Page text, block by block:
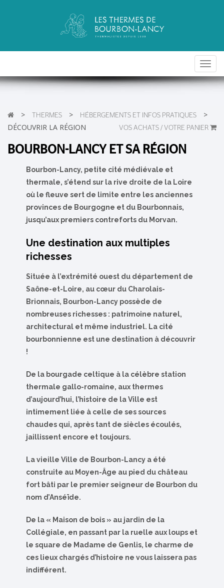
> THERMES > HÉBERGEMENTS ET INFOS PRATIQUES
>
DÉCOUVRIR LA RÉGION
VOS ACHATS / VOTRE PANIER
BOURBON-LANCY ET SA RÉGION
Bourbon-Lancy, petite cité médiévale et
thermale, s’étend sur la rive droite de la Loire
où le fleuve sert de limite entre les anciennes
provinces de Bourgogne et du Bourbonnais,
jusqu’aux premiers contreforts du Morvan.
Une destination aux multiples
richesses
Située à l’extrémité ouest du département de
Saône-et-Loire, au cœur du Charolais-
Brionnais, Bourbon-Lancy possède de
nombreuses richesses : patrimoine naturel,
architectural et même industriel. La cité
bourbonnienne est une destination à découvrir
!
De la bourgade celtique à la célèbre station
thermale gallo-romaine, aux thermes
d’aujourd’hui, l’histoire de la Ville est
intimement liée à celle de ses sources
chaudes qui, après tant de siècles écoulés,
jaillissent encore et toujours.
La vieille Ville de Bourbon-Lancy a été
construite au Moyen-Âge au pied du château
fort bâti par le premier seigneur de Bourbon du
nom d’Anséïde.
De la « Maison de bois » au jardin de la
Collégiale, en passant par la ruelle aux loups et
le square de Madame de Genlis, le charme de
ces lieux chargés d’histoire ne vous laissera pas
indifférent.